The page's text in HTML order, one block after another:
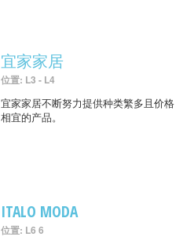
宜家家居
位置: L3 - L4
宜家家居不断努力提供种类繁多且价格
相宜的产品。
ITALO MODA
位置: L6 6